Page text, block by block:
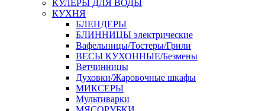
КУЛЕРЫ ДЛЯ ВОДЫ
КУХНЯ
БЛЕНДЕРЫ
БЛИННИЦЫ электрические
Вафельницы/Тостеры/Грили
ВЕСЫ КУХОННЫЕ/Безмены
Ветчинницы
Духовки/Жаровочные шкафы
МИКСЕРЫ
Мультиварки